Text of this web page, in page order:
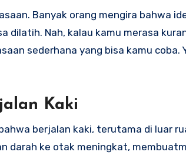
Banyak orang mengira bahwa
dilatih. Nah, kalau kamu merasa
sederhana yang bisa kamu coba.
Kaki
berjalan kaki, terutama di luar
darah ke otak meningkat,